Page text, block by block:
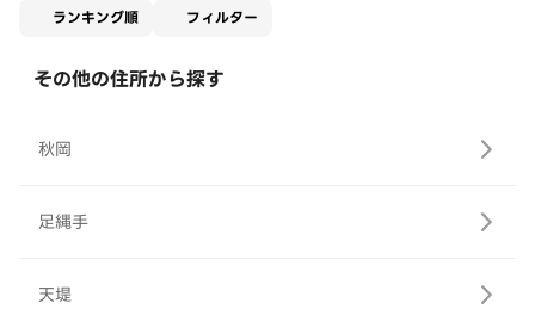
ランキング順 フィルター
その他の住所から探す
秋岡
足縄手
天堤